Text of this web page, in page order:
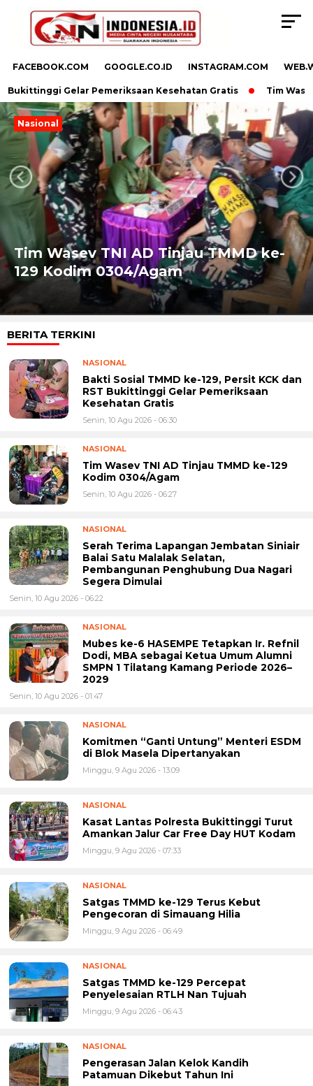
FACEBOOK.COM GOOGLE.CO.ID INSTAGRAM.COM
Gelar Pemeriksaan Kesehatan Gratis Tim Wasev
Nasional
Tim Wasev TNI AD Tinjau TMMD ke-
129 Kodim 0304/Agam
Previous Next
BERITA TERKINI
NASIONAL
Bakti Sosial TMMD ke-129, Persit KCK dan
RST Bukittinggi Gelar Pemeriksaan
Kesehatan Gratis
Senin, 10 Agu 2026 - 06:30
NASIONAL
Tim Wasev TNI AD Tinjau TMMD ke-129
Kodim 0304/Agam
Senin, 10 Agu 2026 - 06:27
NASIONAL
Serah Terima Lapangan Jembatan Siniair
Balai Satu Malalak Selatan,
Pembangunan Penghubung Dua Nagari
Segera Dimulai
Senin, 10 Agu 2026 - 06:22
NASIONAL
Mubes ke-6 HASEMPE Tetapkan Ir. Refnil
Dodi, MBA sebagai Ketua Umum Alumni
SMPN 1 Tilatang Kamang Periode 2026–
2029
Senin, 10 Agu 2026 - 01:47
NASIONAL
Komitmen “Ganti Untung” Menteri ESDM
di Blok Masela Dipertanyakan
Minggu, 9 Agu 2026 - 13:09
NASIONAL
Kasat Lantas Polresta Bukittinggi Turut
Amankan Jalur Car Free Day HUT Kodam
Minggu, 9 Agu 2026 - 07:33
NASIONAL
Satgas TMMD ke-129 Terus Kebut
Pengecoran di Simauang Hilia
Minggu, 9 Agu 2026 - 06:49
NASIONAL
Satgas TMMD ke-129 Percepat
Penyelesaian RTLH Nan Tujuah
Minggu, 9 Agu 2026 - 06:43
NASIONAL
Pengerasan Jalan Kelok Kandih
Patamuan Dikebut Tahun Ini